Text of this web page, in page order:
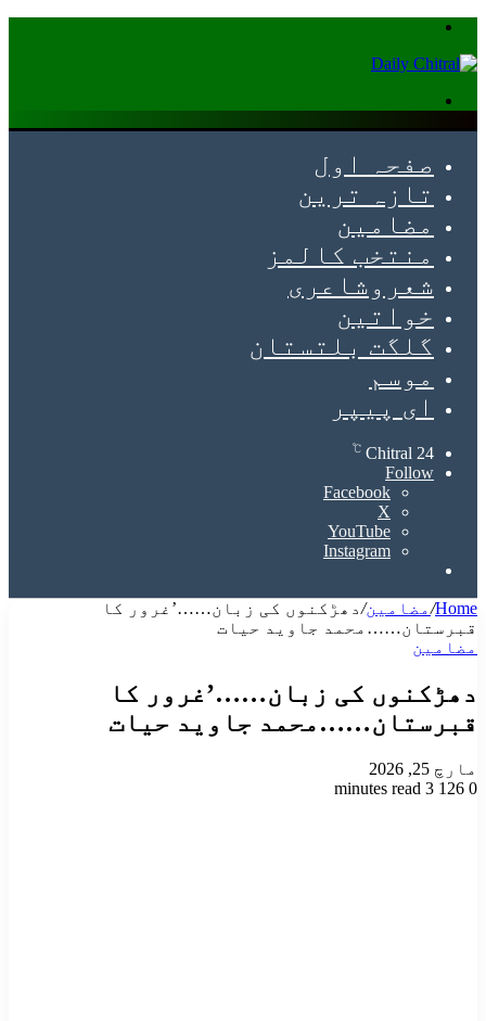
صفحہ اول
تازہ ترین
مضامین
منتخب کالمز
شعروشاعری
خواتین
گلگت بلتستان
موسم
ای پیپر
Chitral 24
℃
Follow
Facebook
X
YouTube
Instagram
Home
/مضامین/دھڑکنوں کی زبان……’غرور کا
قبرستان……محمد جاوید حیات
مضامین
دھڑکنوں کی زبان……’غرور کا
قبرستان……محمد جاوید حیات
مارچ 25, 2026
0
3 minutes read